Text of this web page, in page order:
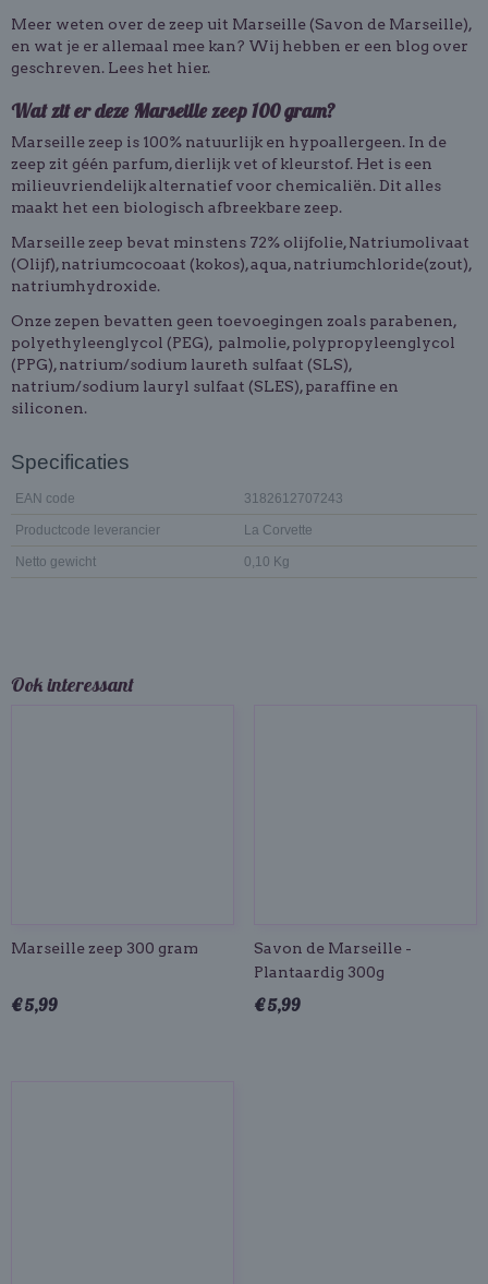
Meer weten over de zeep uit Marseille (Savon de Marseille),
en wat je er allemaal mee kan? Wij hebben er een blog over
geschreven. Lees het hier.
Wat zit er deze Marseille zeep 100 gram?
Marseille zeep is 100% natuurlijk en hypoallergeen. In de
zeep zit géén parfum, dierlijk vet of kleurstof. Het is een
milieuvriendelijk alternatief voor chemicaliën. Dit alles
maakt het een biologisch afbreekbare zeep.
Marseille zeep bevat minstens 72% olijfolie, Natriumolivaat
(Olijf), natriumcocoaat (kokos), aqua, natriumchloride(zout),
natriumhydroxide.
Onze zepen bevatten geen toevoegingen zoals parabenen,
polyethyleenglycol (PEG), palmolie, polypropyleenglycol
(PPG), natrium/sodium laureth sulfaat (SLS),
natrium/sodium lauryl sulfaat (SLES), paraffine en
siliconen.
Specificaties
EAN code 3182612707243
Productcode leverancier La Corvette
Netto gewicht 0,10 Kg
Ook interessant
Marseille zeep 300 gram
€ 5,99
Savon de Marseille -
Plantaardig 300g
€ 5,99